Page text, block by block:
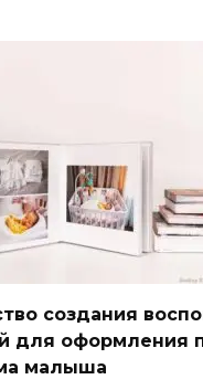
создания
для оформления
малыша